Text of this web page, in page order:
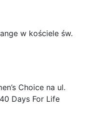
w kościele św.
Choice na ul.
Days For Life